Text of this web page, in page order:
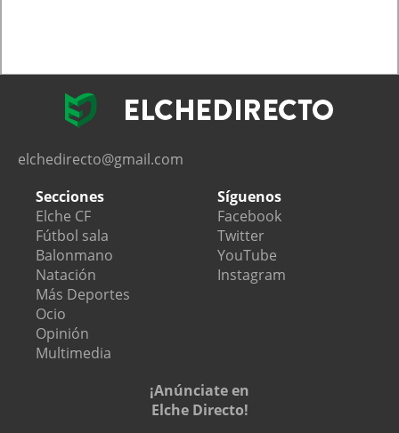
elchedirecto@gmail.com
Secciones
Elche CF
Fútbol sala
Balonmano
Natación
Más Deportes
Ocio
Opinión
Multimedia
Síguenos
Facebook
Twitter
YouTube
Instagram
¡Anúnciate en
Elche Directo!